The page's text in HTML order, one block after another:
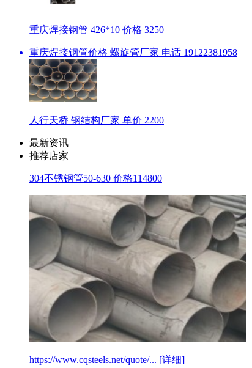
重庆焊接钢管 426*10 价格 3250
重庆焊接钢管价格 螺旋管厂家 电话 19122381958
人行天桥 钢结构厂家 单价 2200
最新资讯
推荐店家
304不锈钢管50-630 价格114800
https://www.cqsteels.net/quote/... [详细]